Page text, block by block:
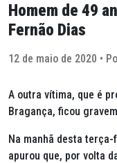
Homem de 49
Fernão Dias
12 de maio de 2020 •
A outra vítima, que é
Bragança, ficou
Na manhã desta
apurou que, por volta